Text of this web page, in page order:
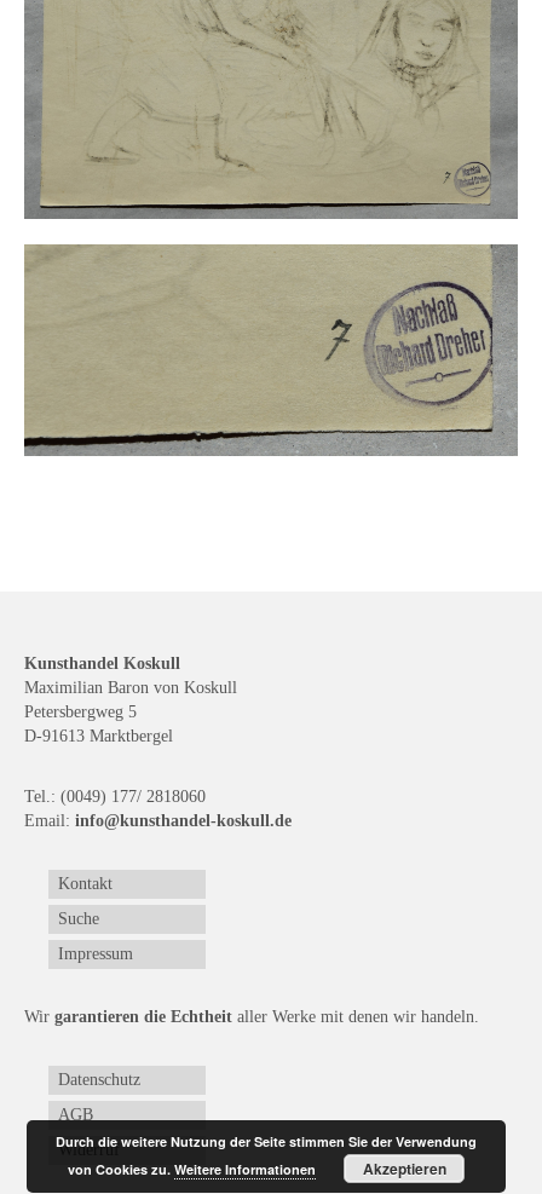
Kunsthandel Koskull
Maximilian Baron von Koskull
Petersbergweg 5
D-91613 Marktbergel
Tel.: (0049) 177/ 2818060
Email: info@kunsthandel-koskull.de
Kontakt
Suche
Impressum
Wir garantieren die Echtheit aller Werke mit denen wir handeln.
Datenschutz
AGB
Widerruf
Durch die weitere Nutzung der Seite stimmen Sie der Verwendung
von Cookies zu.Weitere Informationen Akzeptieren